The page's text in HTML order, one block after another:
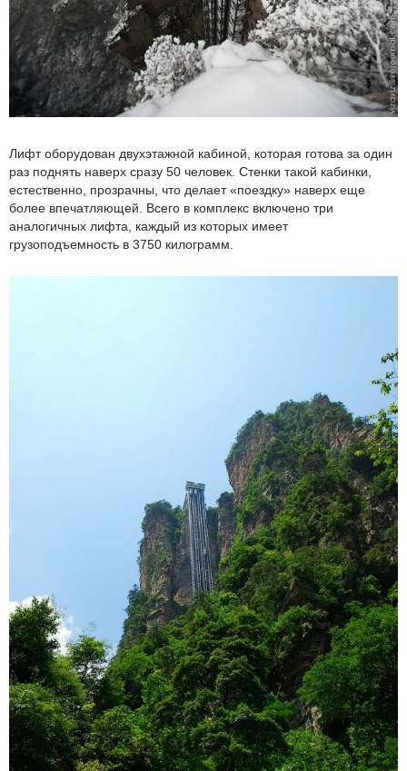
Лифт оборудован двухэтажной кабиной, которая готова за один
раз поднять наверх сразу 50 человек. Стенки такой кабинки,
естественно, прозрачны, что делает «поездку» наверх еще
более впечатляющей. Всего в комплекс включено три
аналогичных лифта, каждый из которых имеет
грузоподъемность в 3750 килограмм.